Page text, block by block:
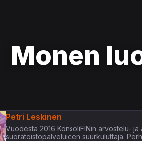
Monen
Petri Leskinen
Vuodesta 2016 KonsoliFINin arvostelu-
suoratoistopalveluiden suurkuluttaja.